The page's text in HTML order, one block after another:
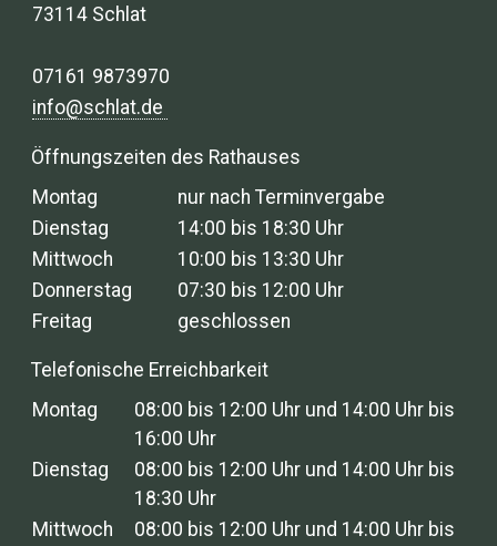
73114 Schlat
07161 9873970
info@schlat.de
Öffnungszeiten des Rathauses
Montag
nur nach Terminvergabe
Dienstag
14:00 bis 18:30 Uhr
Mittwoch
10:00 bis 13:30 Uhr
Donnerstag
07:30 bis 12:00 Uhr
Freitag
geschlossen
Telefonische Erreichbarkeit
Montag
08:00 bis 12:00 Uhr und 14:00 Uhr bis
16:00 Uhr
Dienstag
08:00 bis 12:00 Uhr und 14:00 Uhr bis
18:30 Uhr
Mittwoch
08:00 bis 12:00 Uhr und 14:00 Uhr bis